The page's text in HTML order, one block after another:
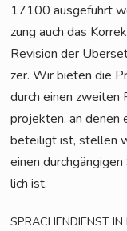
17100 aus­ge­führt
zung auch das
Revi­si­on der
zer. Wir bie­ten die
durch einen
pro­jek­ten, an denen
betei­ligt ist, stel­len
einen
lich ist.
SPRACHENDIENST IN